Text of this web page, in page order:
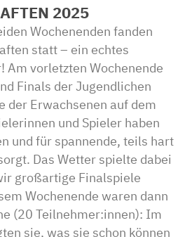
2025
Wochenenden fanden
statt – ein echtes
vorletzten Wochenende
Finals der Jugendlichen
der Erwachsenen auf dem
und Spieler haben
und für spannende, teils hart
Das Wetter spielte dabei
großartige Finalspiele
Wochenende waren dann
(20 Teilnehmer:innen): Im
sie, was sie schon können